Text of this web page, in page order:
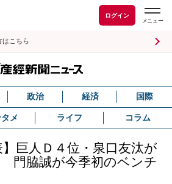
ログイン
はこちら
政治 経済 国際
メ ライフ コラム
】巨人Ｄ４位・泉口友汰が
門脇誠が今季初のベンチ